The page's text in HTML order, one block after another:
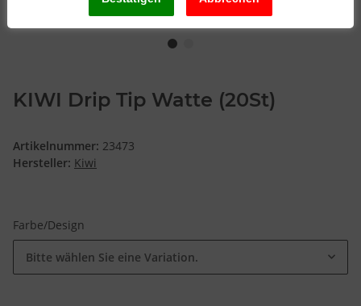
KIWI Drip Tip Watte (20St)
Artikelnummer: 23473
Hersteller: Kiwi
Farbe/Design
Bitte wählen Sie eine Variation.